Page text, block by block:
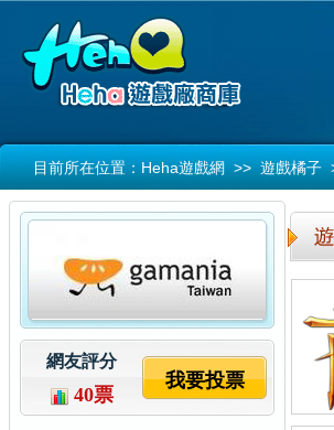
目前所在位置： Heha遊戲網>>遊戲橘子
網友評分
40票
我要投票